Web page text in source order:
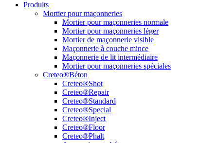
Produits
Mortier pour maçonneries
Mortier pour maçonneries normale
Mortier pour maçonneries léger
Mortier de maçonnerie visible
Maçonnerie à couche mince
Maçonnerie de lit intermédiaire
Mortier pour maçonneries spéciales
Creteo®Béton
Creteo®Shot
Creteo®Repair
Creteo®Standard
Creteo®Special
Creteo®Inject
Creteo®Floor
Creteo®Phalt